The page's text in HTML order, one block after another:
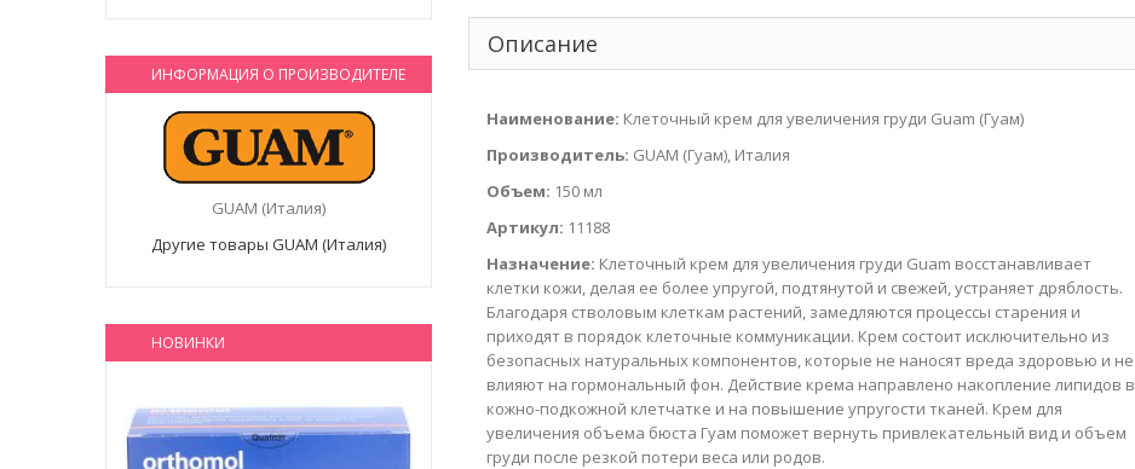
Описание
Наименование: Клеточный крем для увеличения груди Guam (Гуам)
Производитель: GUAM (Гуам), Италия
Объем: 150 мл
Артикул: 11188
Назначение: Клеточный крем для увеличения груди Guam восстанавливает
клетки кожи, делая ее более упругой, подтянутой и свежей, устраняет дряблость.
Благодаря стволовым клеткам растений, замедляются процессы старения и
приходят в порядок клеточные коммуникации. Крем состоит исключительно из
безопасных натуральных компонентов, которые не наносят вреда здоровью и не
влияют на гормональный фон. Действие крема направлено накопление липидов в
кожно-подкожной клетчатке и на повышение упругости тканей. Крем для
увеличения объема бюста Гуам поможет вернуть привлекательный вид и объем
груди после резкой потери веса или родов.
ИНФОРМАЦИЯ О ПРОИЗВОДИТЕЛЕ
GUAM (Италия)
Другие товары GUAM (Италия)
НОВИНКИ